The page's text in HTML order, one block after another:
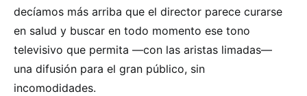
decíamos más arriba que el director parece curarse
en salud y buscar en todo momento ese tono
televisivo que permita —con las aristas limadas—
una difusión para el gran público, sin
incomodidades.